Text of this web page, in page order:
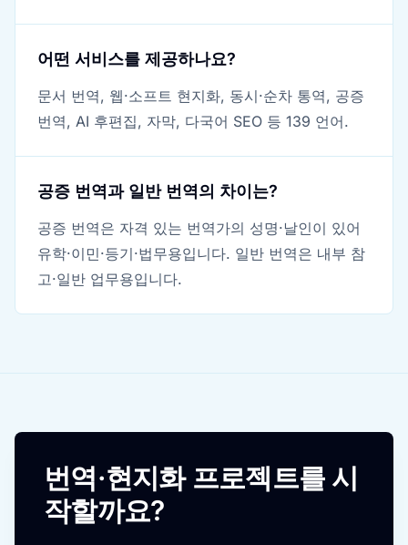
어떤 서비스를 제공하나요?
문서 번역, 웹·소프트 현지화, 동시·순차 통역, 공증
번역, AI 후편집, 자막, 다국어 SEO 등 139 언어.
공증 번역과 일반 번역의 차이는?
공증 번역은 자격 있는 번역가의 성명·날인이 있어
유학·이민·등기·법무용입니다. 일반 번역은 내부 참
고·일반 업무용입니다.
번역·현지화 프로젝트를 시
작할까요?